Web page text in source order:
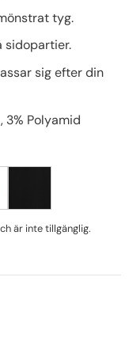
tyg.
sidopartier.
sig efter din
3% Polyamid
är inte tillgänglig.